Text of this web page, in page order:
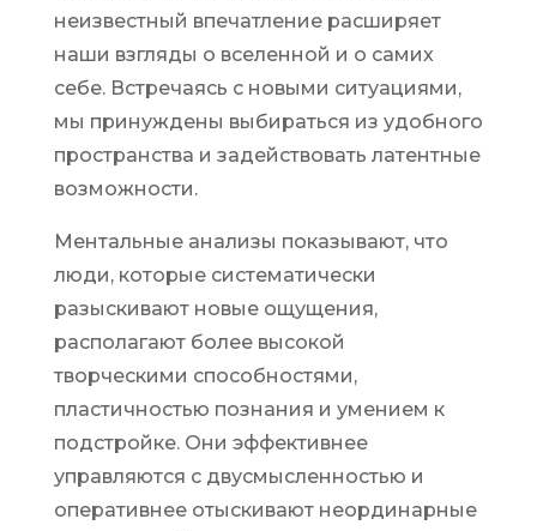
неизвестный впечатление расширяет
наши взгляды о вселенной и о самих
себе. Встречаясь с новыми ситуациями,
мы принуждены выбираться из удобного
пространства и задействовать латентные
возможности.
Ментальные анализы показывают, что
люди, которые систематически
разыскивают новые ощущения,
располагают более высокой
творческими способностями,
пластичностью познания и умением к
подстройке. Они эффективнее
управляются с двусмысленностью и
оперативнее отыскивают неординарные